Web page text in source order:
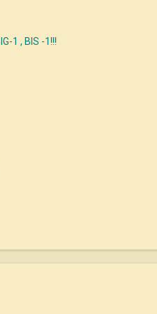
1 , BIS -1!!!